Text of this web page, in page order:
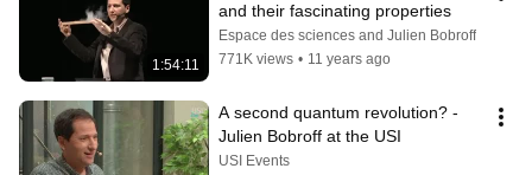
1:54:11
and their fascinating properties
Espace des sciences and Julien Bobroff
771K views • 11 years ago
A second quantum revolution? -
Julien Bobroff at the USI
USI Events